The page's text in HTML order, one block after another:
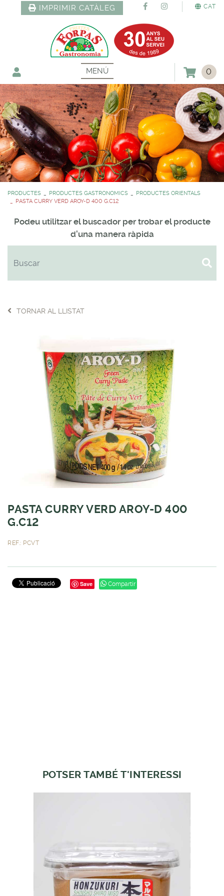
CAT
IMPRIMIR CATÀLEG
MENÚ 0
PRODUCTES PRODUCTES GASTRONOMICS
PRODUCTES ORIENTALS
PASTA CURRY VERD AROY-D 400 G.C12
Podeu utilitzar el buscador per trobar el producte
d'una manera ràpida
TORNAR AL LLISTAT
PASTA CURRY VERD AROY-D 400
G.C12
REF.: PCVT
Save Compartir
POTSER TAMBÉ T'INTERESSI